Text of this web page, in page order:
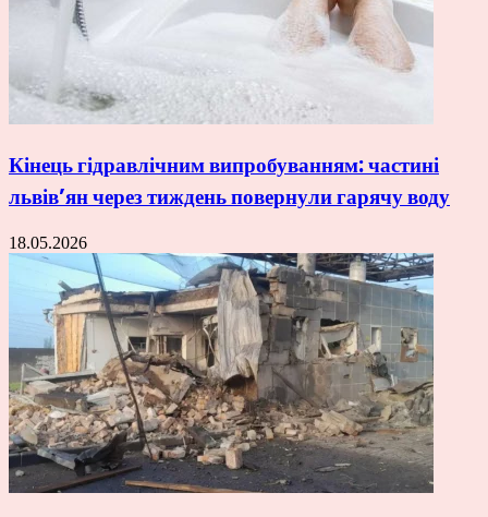
Кінець гідравлічним випробуванням: частині
львів’ян через тиждень повернули гарячу воду
18.05.2026